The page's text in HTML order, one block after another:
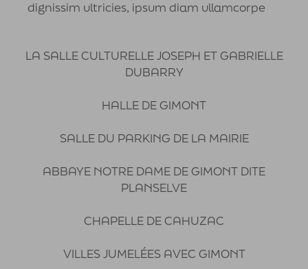
dignissim ultricies, ipsum diam ullamcorpe
LA SALLE CULTURELLE JOSEPH ET GABRIELLE
DUBARRY
HALLE DE GIMONT
SALLE DU PARKING DE LA MAIRIE
ABBAYE NOTRE DAME DE GIMONT DITE
PLANSELVE
CHAPELLE DE CAHUZAC
VILLES JUMELÉES AVEC GIMONT